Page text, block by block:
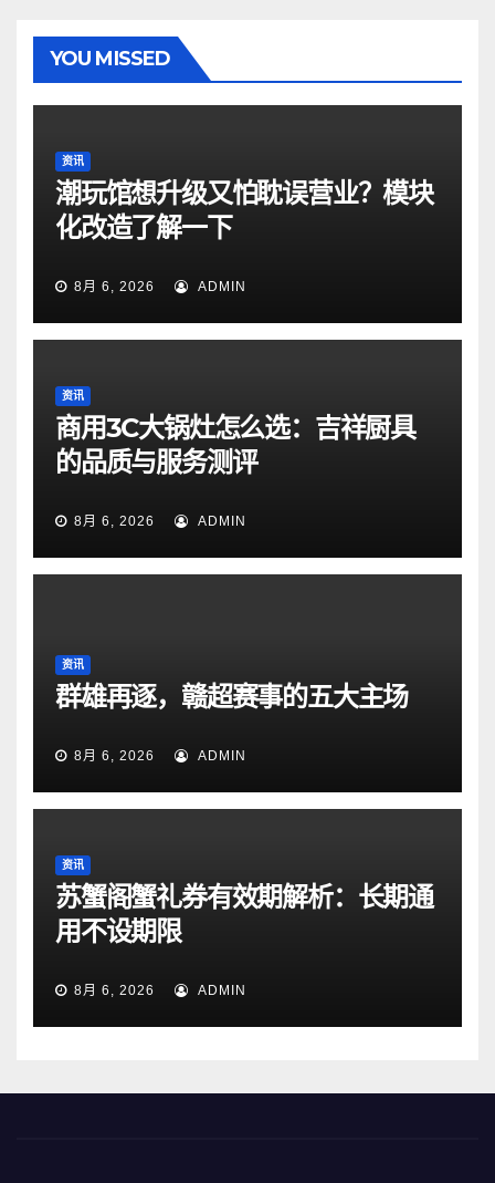
YOU MISSED
资讯
潮玩馆想升级又怕耽误营业？模块
化改造了解一下
8月 6, 2026 ADMIN
资讯
商用3C大锅灶怎么选：吉祥厨具
的品质与服务测评
8月 6, 2026 ADMIN
资讯
群雄再逐，赣超赛事的五大主场
8月 6, 2026 ADMIN
资讯
苏蟹阁蟹礼券有效期解析：长期通
用不设期限
8月 6, 2026 ADMIN